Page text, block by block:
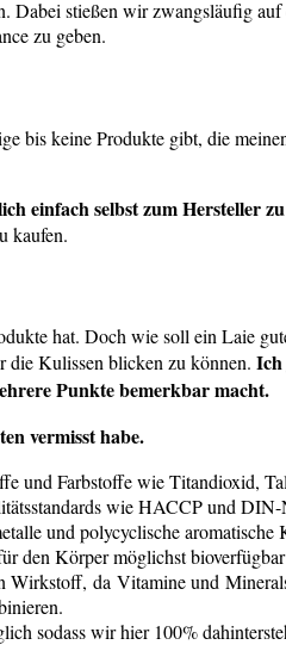
Dabei stießen wir zwangsläufig
zu geben.
bis keine Produkte gibt, die
einfach selbst zum Hersteller
kaufen.
hat. Doch wie soll ein Laie
die Kulissen blicken zu können. Ich
Punkte bemerkbar macht.
vermisst habe.
und Farbstoffe wie Titandioxid,
wie HACCP und
und polycyclische aromatische
den Körper möglichst
da Vitamine und
sodass wir hier 100%